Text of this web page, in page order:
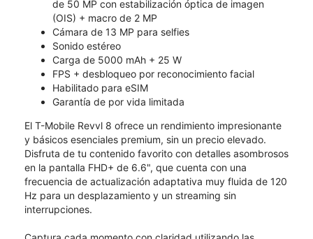
de 50 MP con estabilización óptica de imagen
(OIS) + macro de 2 MP
Cámara de 13 MP para selfies
Sonido estéreo
Carga de 5000 mAh + 25 W
FPS + desbloqueo por reconocimiento facial
Habilitado para eSIM
Garantía de por vida limitada
El T-Mobile Revvl 8 ofrece un rendimiento impresionante
y básicos esenciales premium, sin un precio elevado.
Disfruta de tu contenido favorito con detalles asombrosos
en la pantalla FHD+ de 6.6", que cuenta con una
frecuencia de actualización adaptativa muy fluida de 120
Hz para un desplazamiento y un streaming sin
interrupciones.